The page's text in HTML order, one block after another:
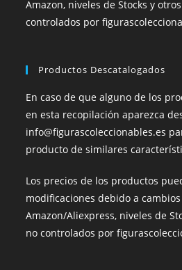
Amazon, niveles de Stocks y
controlados por
Productos Descatalogados
En caso de que alguno de los
en esta recopilación aparezca
info@figurascoleccionables.es
producto de similares
Los precios de los productos
modificaciones debido a
Amazon/Aliexpress, niveles de
no controlados por